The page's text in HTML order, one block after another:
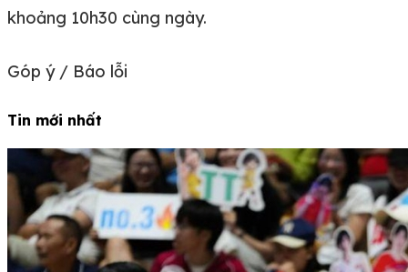
khoảng 10h30 cùng ngày.
Góp ý / Báo lỗi
Tin mới nhất